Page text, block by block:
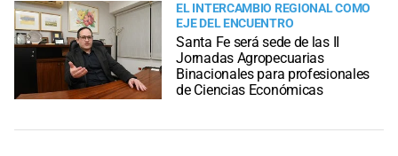
EL INTERCAMBIO REGIONAL COMO
EJE DEL ENCUENTRO
Santa Fe será sede de las II
Jornadas Agropecuarias
Binacionales para profesionales
de Ciencias Económicas